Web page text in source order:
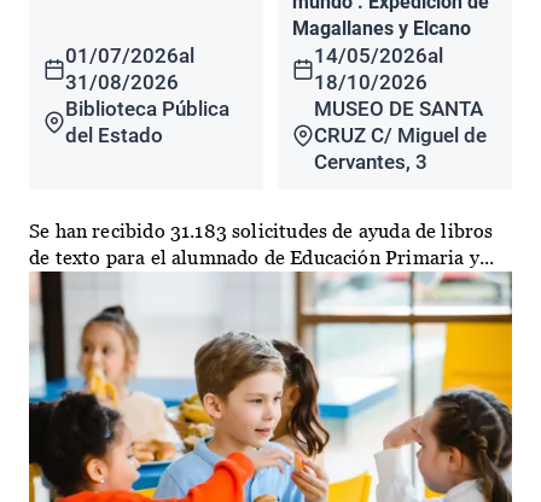
01/07/2026al
31/08/2026
Biblioteca Pública
del Estado
Magallanes y Elcano
14/05/2026al
18/10/2026
MUSEO DE SANTA
CRUZ C/ Miguel de
Cervantes, 3
Se han recibido 31.183 solicitudes de ayuda de libros
de texto para el alumnado de Educación Primaria y...